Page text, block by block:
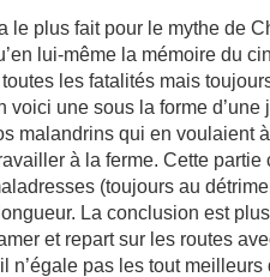
le plus fait pour le mythe de
lui-même la mémoire du
les fatalités mais
une sous la forme d’une
malandrins qui en voulaient
à la ferme. Cette partie
(toujours au
La conclusion est
et repart sur les routes
n’égale pas les tout meilleurs